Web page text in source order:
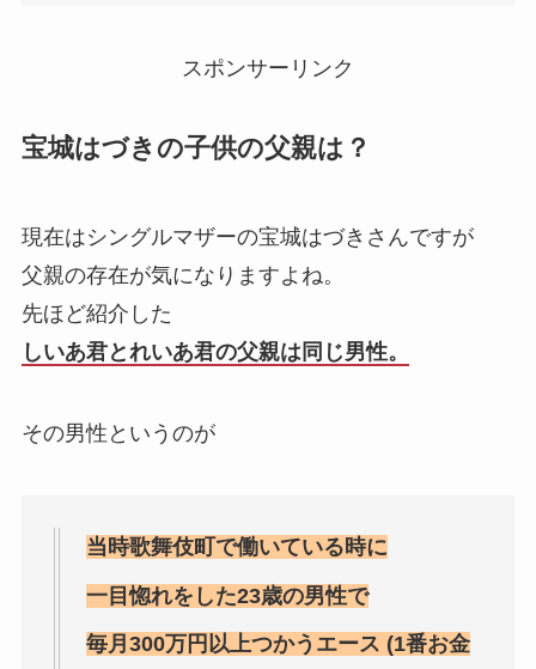
スポンサーリンク
宝城はづきの子供の父親は？
現在はシングルマザーの宝城はづきさんですが
父親の存在が気になりますよね。
先ほど紹介した
しいあ君とれいあ君の父親は同じ男性。
その男性というのが
当時歌舞伎町で働いている時に
一目惚れをした23歳の男性で
毎月300万円以上つかうエース (1番お金